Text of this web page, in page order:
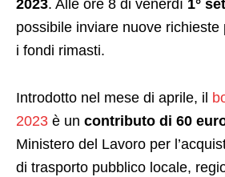
2023. Alle ore 8 di venerdì 1°
possibile inviare nuove richieste
i fondi rimasti.
Introdotto nel mese di aprile, il
2023 è un contributo di 60
Ministero del Lavoro per
di trasporto pubblico locale,